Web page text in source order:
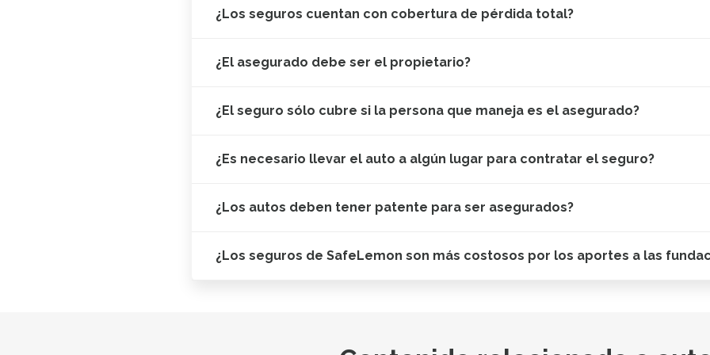
¿Los seguros cuentan con cobertura de pérdida total?
¿El asegurado debe ser el propietario?
¿El seguro sólo cubre si la persona que maneja es el asegurado?
¿Es necesario llevar el auto a algún lugar para contratar el seguro?
¿Los autos deben tener patente para ser asegurados?
¿Los seguros de SafeLemon son más costosos por los aportes a las